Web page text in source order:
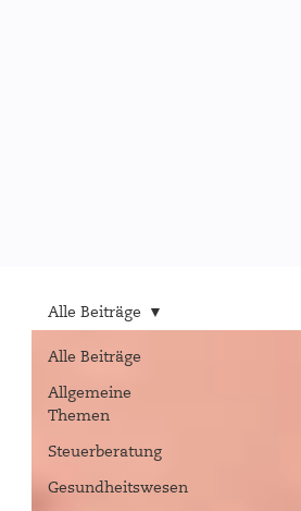
Alle Beiträge
Allgemeine
Themen
Steuerberatung
Gesundheitswesen
Alle Beiträge